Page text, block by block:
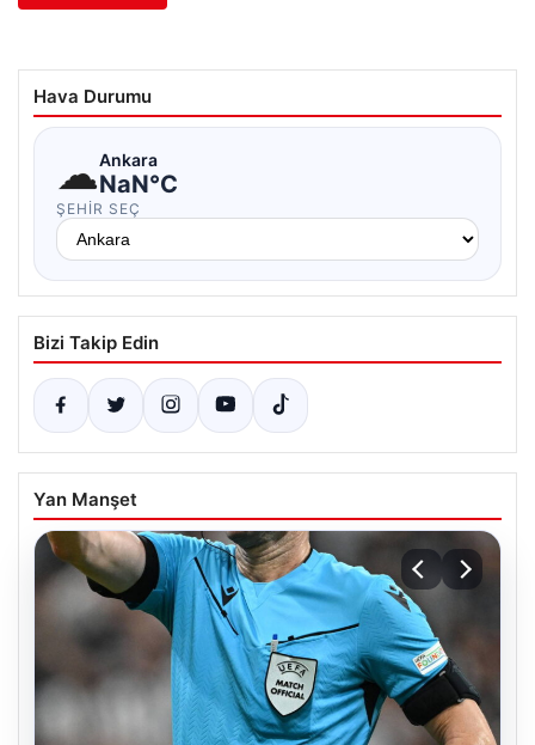
Hava Durumu
☁Ankara
NaN°C
ŞEHIR SEÇ
Bizi Takip Edin
Yan Manşet